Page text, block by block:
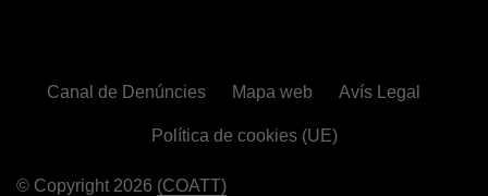
© Copyright 2026 (COATT)
Canal de Denúncies Mapa web Avís Legal
Política de cookies (UE)